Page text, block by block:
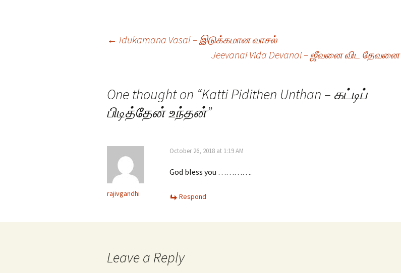
← Idukamana Vasal – இடுக்கமான வாசல்
Jeevanai Vida Devanai – ஜீவனை விட தேவனை
One thought on “Katti Pidithen Unthan – கட்டிப்
பிடித்தேன் உந்தன்”
rajivgandhi
October 26, 2018 at 1:19 AM
God bless you ………….
Respond
Leave a Reply